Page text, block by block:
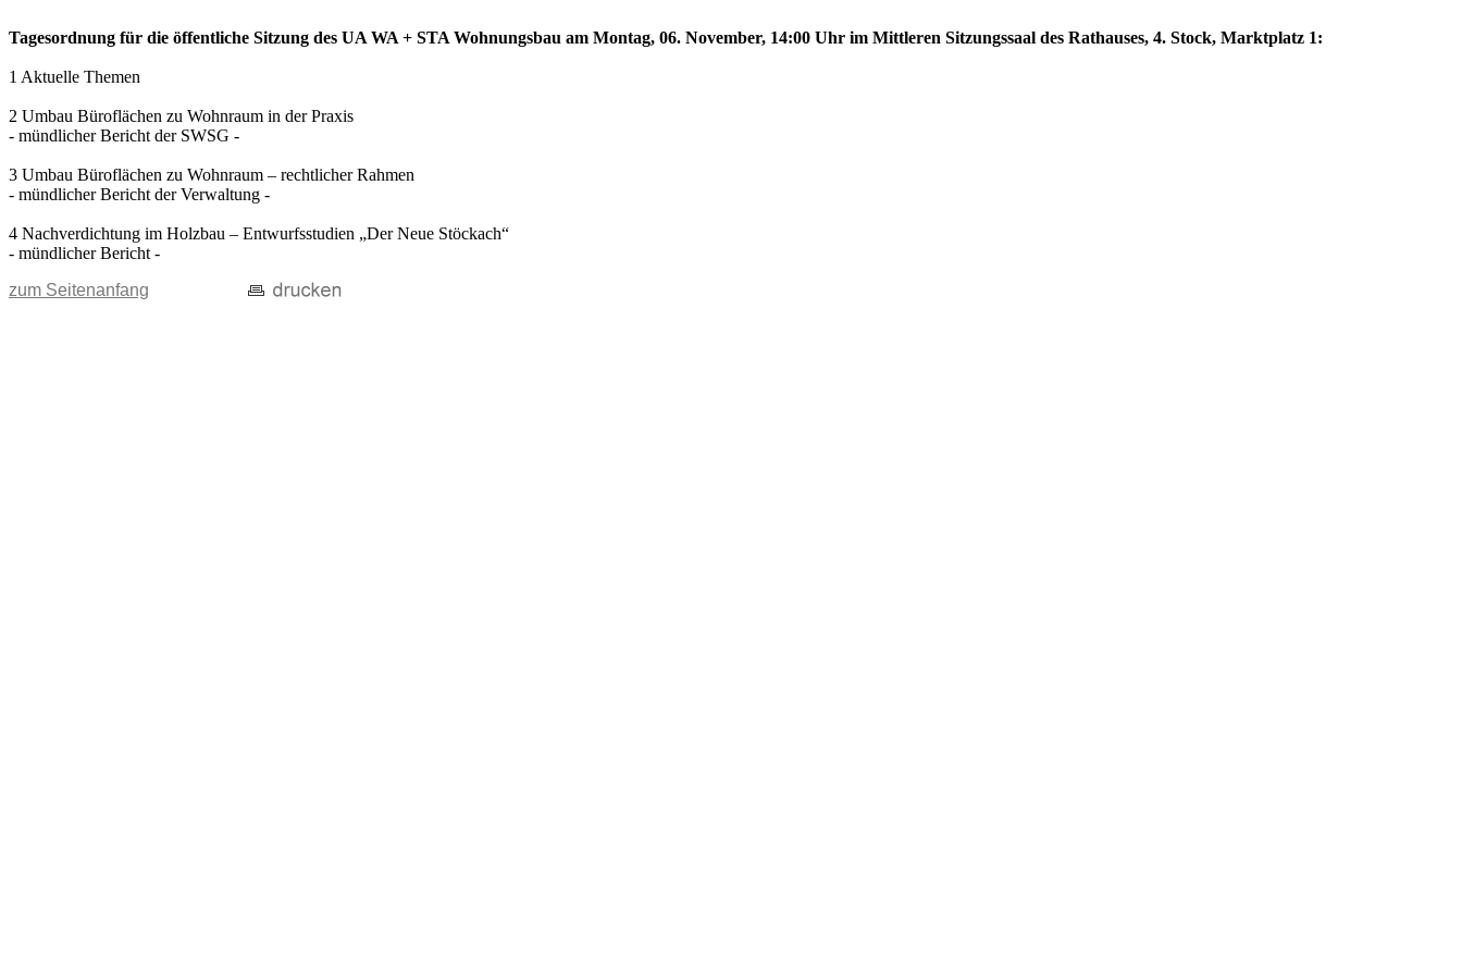
Tagesordnung für die öffentliche Sitzung des UA WA + STA Wohnungsbau am Montag, 06. November, 14:00 Uhr im Mittleren Sitzungssaal des Rathauses, 4. Stock, Marktplatz 1:
1 Aktuelle Themen
2 Umbau Büroflächen zu Wohnraum in der Praxis
- mündlicher Bericht der SWSG -
3 Umbau Büroflächen zu Wohnraum – rechtlicher Rahmen
- mündlicher Bericht der Verwaltung -
4 Nachverdichtung im Holzbau – Entwurfsstudien „Der Neue Stöckach“
- mündlicher Bericht -
zum Seitenanfang